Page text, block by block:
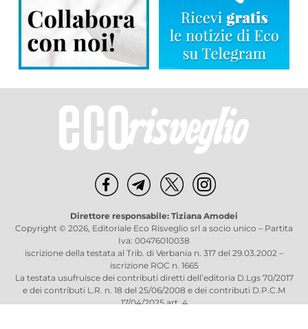
Direttore responsabile: Tiziana Amodei
Copyright © 2026, Editoriale Eco Risveglio srl a socio unico – Partita
Iva: 00476010038
iscrizione della testata al Trib. di Verbania n. 317 del 29.03.2002 –
iscrizione ROC n. 1665
La testata usufruisce dei contributi diretti dell’editoria D.Lgs 70/2017
e dei contributi L.R. n. 18 del 25/06/2008 e dei contributi D.P.C.M
17/04/2025 art. 4